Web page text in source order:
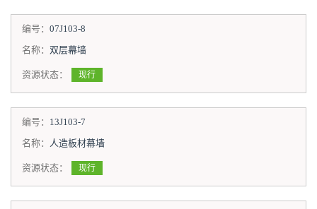
编号： 07J103-8
名称： 双层幕墙
资源状态： 现行
编号： 13J103-7
名称： 人造板材幕墙
资源状态： 现行